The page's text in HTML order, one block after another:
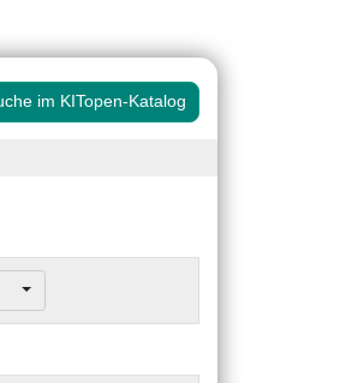
im KITopen-Katalog